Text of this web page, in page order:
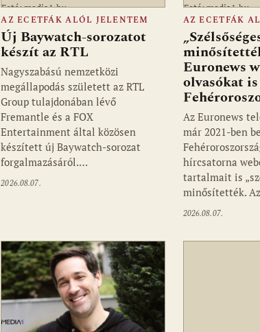
Fotó: media1.hu
AZ ECETFÁK ALÓL JELENTEM
Új Baywatch-sorozatot
készít az RTL
Nagyszabású nemzetközi
megállapodás született az RTL
Group tulajdonában lévő
Fremantle és a FOX
Entertainment által közösen
készített új Baywatch-sorozat
forgalmazásáról.…
2026.08.07.
Fotó: media1.hu
AZ ECETFÁK
Euronews
olvasókat
Az Euronews
már 2021-ben
hírcsatorna
tartalmait is
minősítették.
2026.08.07.